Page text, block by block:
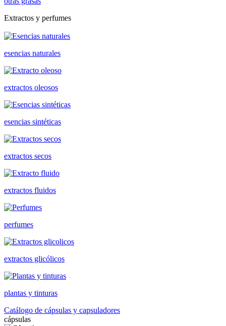
Extractos y perfumes
esencias naturales
extractos oleosos
esencias sintéticas
extractos secos
extractos fluidos
perfumes
extractos glicólicos
plantas y tinturas
Catálogo de cápsulas y capsuladores
cápsulas